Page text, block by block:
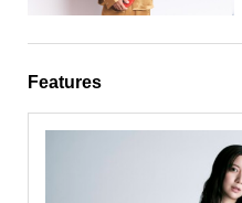
Features